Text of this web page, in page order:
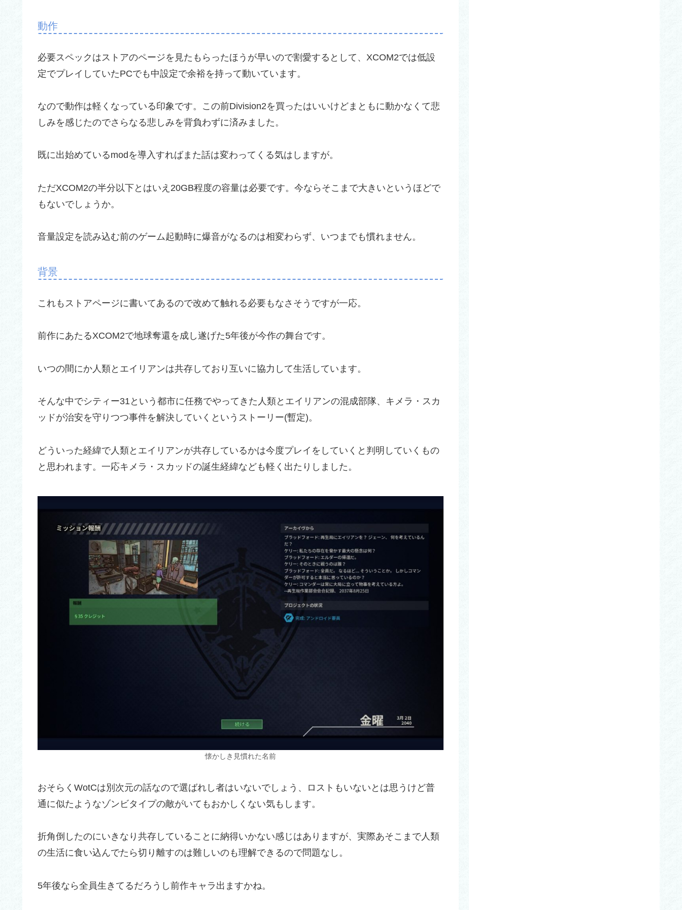
動作
必要スペックはストアのページを見たもらったほうが早いので割愛するとして、XCOM2では低設
定でプレイしていたPCでも中設定で余裕を持って動いています。
なので動作は軽くなっている印象です。この前Division2を買ったはいいけどまともに動かなくて悲
しみを感じたのでさらなる悲しみを背負わずに済みました。
既に出始めているmodを導入すればまた話は変わってくる気はしますが。
ただXCOM2の半分以下とはいえ20GB程度の容量は必要です。今ならそこまで大きいというほどで
もないでしょうか。
音量設定を読み込む前のゲーム起動時に爆音がなるのは相変わらず、いつまでも慣れません。
背景
これもストアページに書いてあるので改めて触れる必要もなさそうですが一応。
前作にあたるXCOM2で地球奪還を成し遂げた5年後が今作の舞台です。
いつの間にか人類とエイリアンは共存しており互いに協力して生活しています。
そんな中でシティー31という都市に任務でやってきた人類とエイリアンの混成部隊、キメラ・スカ
ッドが治安を守りつつ事件を解決していくというストーリー(暫定)。
どういった経緯で人類とエイリアンが共存しているかは今度プレイをしていくと判明していくもの
と思われます。一応キメラ・スカッドの誕生経緯なども軽く出たりしました。
懐かしき見慣れた名前
おそらくWotCは別次元の話なので選ばれし者はいないでしょう、ロストもいないとは思うけど普
通に似たようなゾンビタイプの敵がいてもおかしくない気もします。
折角倒したのにいきなり共存していることに納得いかない感じはありますが、実際あそこまで人類
の生活に食い込んでたら切り離すのは難しいのも理解できるので問題なし。
5年後なら全員生きてるだろうし前作キャラ出ますかね。